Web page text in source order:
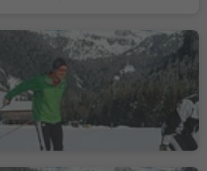
Circuit Pennes-Laste
Medium
Obtížnost Převýšení
0h:00 Min
doba trvání